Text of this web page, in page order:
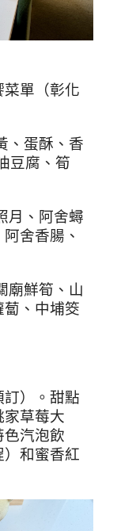
菜單（彰化
、蛋酥、香
豆腐、筍
月、阿舍蟳
舍香腸、
廟鮮筍、山
蔔、中埔筊
）。甜點
家草莓大
色汽泡飲
）和蜜香紅